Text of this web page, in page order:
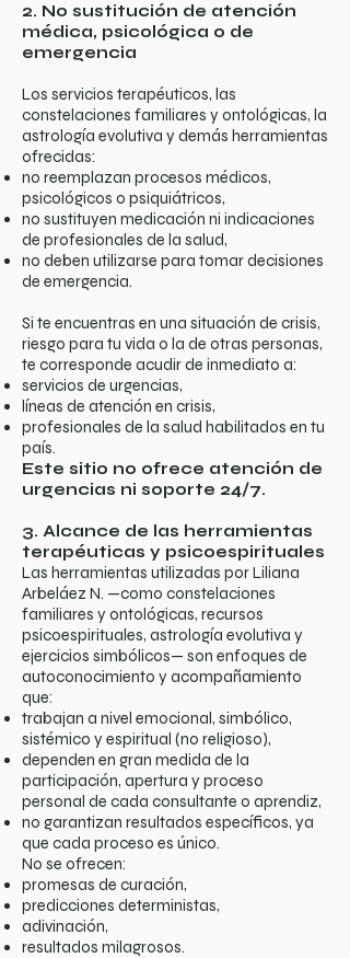
2. No sustitución de atención
médica, psicológica o de
emergencia
Los servicios terapéuticos, las
constelaciones familiares y ontológicas, la
astrología evolutiva y demás herramientas
ofrecidas:
no reemplazan procesos médicos,
psicológicos o psiquiátricos,
no sustituyen medicación ni indicaciones
de profesionales de la salud,
no deben utilizarse para tomar decisiones
de emergencia.
Si te encuentras en una situación de crisis,
riesgo para tu vida o la de otras personas,
te corresponde acudir de inmediato a:
servicios de urgencias,
líneas de atención en crisis,
profesionales de la salud habilitados en tu
país.
Este sitio no ofrece atención de
urgencias ni soporte 24/7.
3. Alcance de las herramientas
terapéuticas y psicoespirituales
Las herramientas utilizadas por Liliana
Arbeláez N. —como constelaciones
familiares y ontológicas, recursos
psicoespirituales, astrología evolutiva y
ejercicios simbólicos— son enfoques de
autoconocimiento y acompañamiento
que:
trabajan a nivel emocional, simbólico,
sistémico y espiritual (no religioso),
dependen en gran medida de la
participación, apertura y proceso
personal de cada consultante o aprendiz,
no garantizan resultados específicos, ya
que cada proceso es único.
No se ofrecen:
promesas de curación,
predicciones deterministas,
adivinación,
resultados milagrosos.